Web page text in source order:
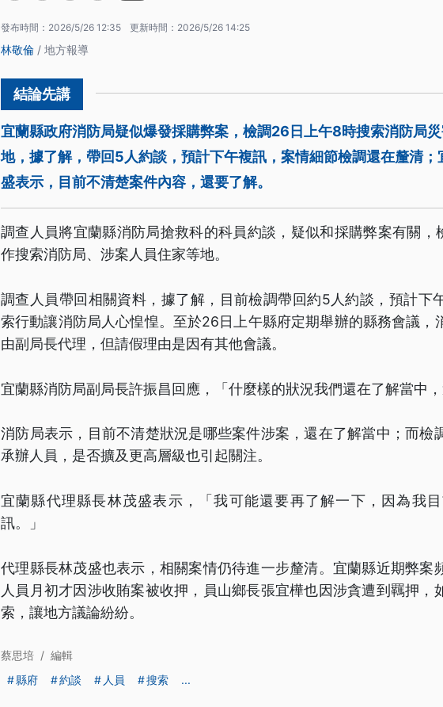
發布時間： 2026/5/26 12:35 更新時間： 2026/5/26 14:25
林敬倫 / 地方報導
宜蘭縣政府消防局疑似爆發採購弊案，檢調26日上午8時搜索消防局
地，據了解，帶回5人約談，預計下午複訊，案情細節檢調還在釐清；
盛表示，目前不清楚案件內容，還要了解。
調查人員將宜蘭縣消防局搶救科的科員約談，疑似和採購弊案有關，
作搜索消防局、涉案人員住家等地。
調查人員帶回相關資料，據了解，目前檢調帶回約5人約談，預計下
索行動讓消防局人心惶惶。至於26日上午縣府定期舉辦的縣務會議，
由副局長代理，但請假理由是因有其他會議。
宜蘭縣消防局副局長許振昌回應，「什麼樣的狀況我們還在了解當中，
消防局表示，目前不清楚狀況是哪些案件涉案，還在了解當中；而檢
承辦人員，是否擴及更高層級也引起關注。
宜蘭縣代理縣長林茂盛表示，「我可能還要再了解一下，因為我
訊。」
代理縣長林茂盛也表示，相關案情仍待進一步釐清。宜蘭縣近期弊案
人員月初才因涉收賄案被收押，員山鄉長張宜樺也因涉貪遭到羈押，
索，讓地方議論紛紛。
蔡思培 / 編輯
縣府
約談 人員 搜索 ...